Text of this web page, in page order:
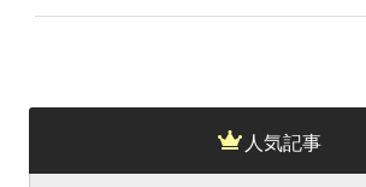
人気記事